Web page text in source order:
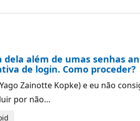
além de umas senhas
de login. Como proceder?
Zainotte Kopke) e eu não
por não…